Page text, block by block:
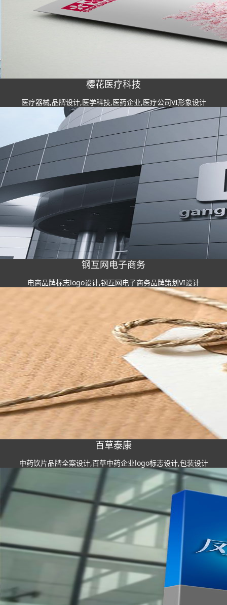
樱花医疗科技
医疗器械,品牌设计,医学科技,医药企业,医疗公司VI形象设计
钢互网电子商务
电商品牌标志logo设计,钢互网电子商务品牌策划VI设计
百草泰康
中药饮片品牌全案设计,百草中药企业logo标志设计,包装设计